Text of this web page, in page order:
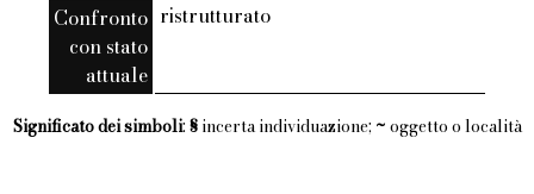
Confronto
con stato
attuale
ristrutturato
Significato dei simboli: §incerta individuazione; ~ oggetto o località